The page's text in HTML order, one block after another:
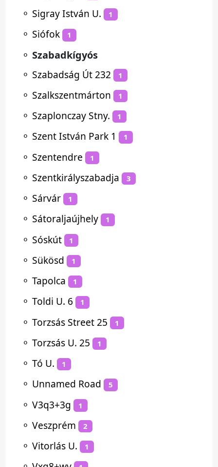
⚬ Sigray István U. 1
⚬ Siófok 1
⚬ Szabadkígyós
⚬ Szabadság Út 232 1
⚬ Szalkszentmárton 1
⚬ Szaplonczay Stny. 1
⚬ Szent István Park 1 1
⚬ Szentendre 1
⚬ Szentkirályszabadja 3
⚬ Sárvár 1
⚬ Sátoraljaújhely 1
⚬ Sóskút 1
⚬ Sükösd 1
⚬ Tapolca 1
⚬ Toldi U. 6 1
⚬ Torzsás Street 25 1
⚬ Torzsás U. 25 1
⚬ Tó U. 1
⚬ Unnamed Road 5
⚬ V3q3+3g 1
⚬ Veszprém 2
⚬ Vitorlás U. 1